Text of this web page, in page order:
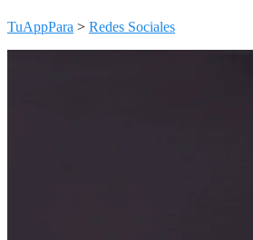
TuAppPara > Redes Sociales